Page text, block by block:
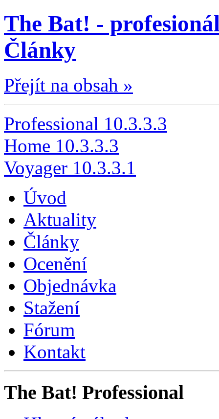
The Bat! -
Články
Přejít na obsah »
Professional 10.3.3.3
Home 10.3.3.3
Voyager 10.3.3.1
Úvod
Aktuality
Články
Ocenění
Objednávka
Stažení
Fórum
Kontakt
The Bat! Professional